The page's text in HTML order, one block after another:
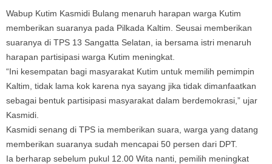
Wabup Kutim Kasmidi Bulang menaruh harapan warga Kutim
memberikan suaranya pada Pilkada Kaltim. Seusai memberikan
suaranya di TPS 13 Sangatta Selatan, ia bersama istri menaruh
harapan partisipasi warga Kutim meningkat.
“Ini kesempatan bagi masyarakat Kutim untuk memilih pemimpin
Kaltim, tidak lama kok karena nya sayang jika tidak dimanfaatkan
sebagai bentuk partisipasi masyarakat dalam berdemokrasi,” ujar
Kasmidi.
Kasmidi senang di TPS ia memberikan suara, warga yang datang
memberikan suaranya sudah mencapai 50 persen dari DPT.
Ia berharap sebelum pukul 12.00 Wita nanti, pemilih meningkat